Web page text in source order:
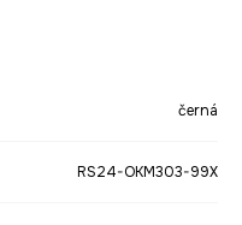
černá
RS24-OKM303-99X